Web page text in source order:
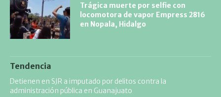
Trágica muerte por selfie con
locomotora de vapor Empress 2816
en Nopala, Hidalgo
Tendencia
Detienen en SJR a imputado por delitos contra la
administración pública en Guanajuato